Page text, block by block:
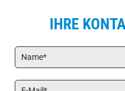
IHRE